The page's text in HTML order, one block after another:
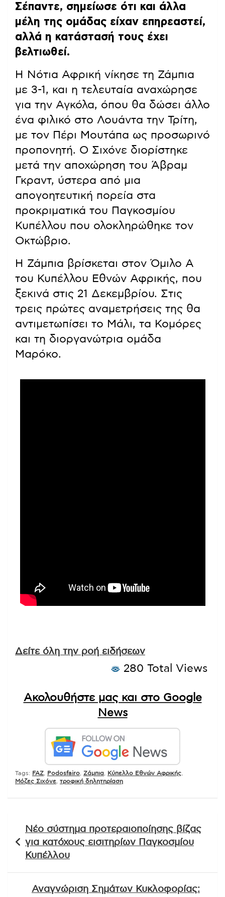
Σέπαντε, σημείωσε ότι και άλλα
μέλη της ομάδας είχαν επηρεαστεί,
αλλά η κατάστασή τους έχει
βελτιωθεί.
Η Νότια Αφρική νίκησε τη Ζάμπια
με 3-1, και η τελευταία αναχώρησε
για την Αγκόλα, όπου θα δώσει άλλο
ένα φιλικό στο Λουάντα την Τρίτη,
με τον Πέρι Μουτάπα ως προσωρινό
προπονητή. Ο Σιχόνε διορίστηκε
μετά την αποχώρηση του Άβραμ
Γκραντ, ύστερα από μια
απογοητευτική πορεία στα
προκριματικά του Παγκοσμίου
Κυπέλλου που ολοκληρώθηκε τον
Οκτώβριο.
Η Ζάμπια βρίσκεται στον Όμιλο Α
του Κυπέλλου Εθνών Αφρικής, που
ξεκινά στις 21 Δεκεμβρίου. Στις
τρεις πρώτες αναμετρήσεις της θα
αντιμετωπίσει το Μάλι, τα Κομόρες
και τη διοργανώτρια ομάδα
Μαρόκο.
Δείτε όλη την ροή ειδήσεων
280 Total Views
Ακολουθήστε μας και στο Google
News
Tags: FAZ Podosfairo Ζάμπια Κύπελλο Εθνών Αφρικής
Μόζες Σιχόνε τροφική δηλητηρίαση
άρθρων
Νέο σύστημα προτεραιοποίησης βίζας
για κατόχους εισιτηρίων Παγκοσμίου
Κυπέλλου
Αναγνώριση Σημάτων Κυκλοφορίας: